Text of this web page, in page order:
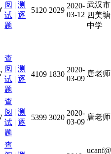
阅 | 测
试 | 逐
题
5120 2029
2020-
03-12
武汉市
四美塘
中学
查
阅 | 测
试 | 逐
题
4109 1830
2020-
03-09
唐老师
查
阅 | 测
试 | 逐
题
5399 3020
2020-
03-09
唐老师
查
ucanf@